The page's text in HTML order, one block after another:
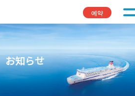
예약
お知らせ